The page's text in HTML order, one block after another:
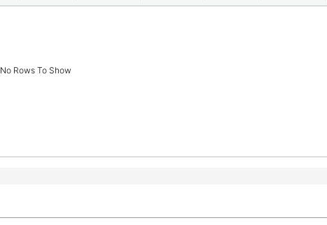
No Rows To Show